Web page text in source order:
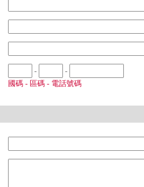
-
-
國碼 - 區碼 - 電話號碼